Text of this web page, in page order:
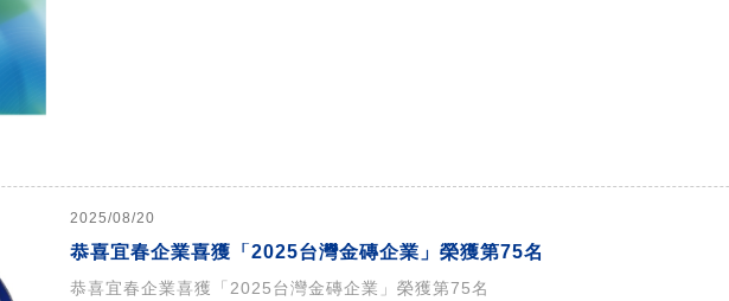
2025/08/20
恭喜宜春企業喜獲「2025台灣金磚企業」榮獲第75名
恭喜宜春企業喜獲「2025台灣金磚企業」榮獲第75名